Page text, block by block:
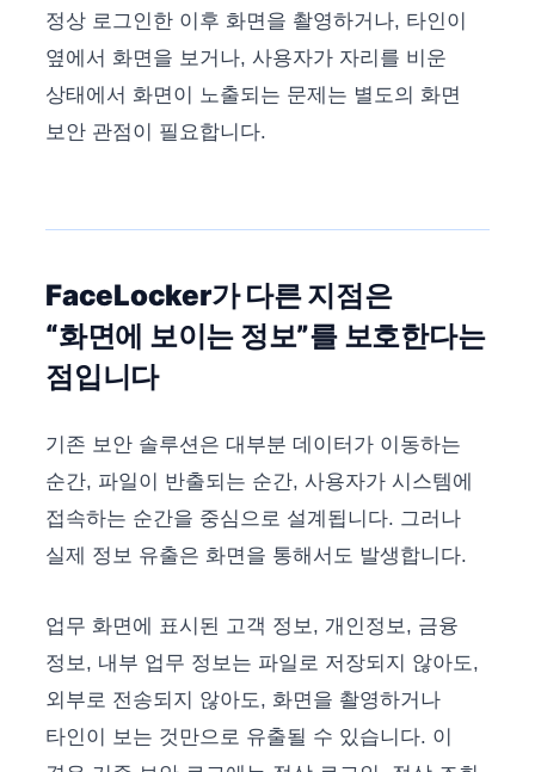
정상 로그인한 이후 화면을 촬영하거나, 타인이
옆에서 화면을 보거나, 사용자가 자리를 비운
상태에서 화면이 노출되는 문제는 별도의 화면
보안 관점이 필요합니다.
FaceLocker가 다른 지점은
“화면에 보이는 정보”를 보호한다는
점입니다
기존 보안 솔루션은 대부분 데이터가 이동하는
순간, 파일이 반출되는 순간, 사용자가 시스템에
접속하는 순간을 중심으로 설계됩니다. 그러나
실제 정보 유출은 화면을 통해서도 발생합니다.
업무 화면에 표시된 고객 정보, 개인정보, 금융
정보, 내부 업무 정보는 파일로 저장되지 않아도,
외부로 전송되지 않아도, 화면을 촬영하거나
타인이 보는 것만으로 유출될 수 있습니다. 이